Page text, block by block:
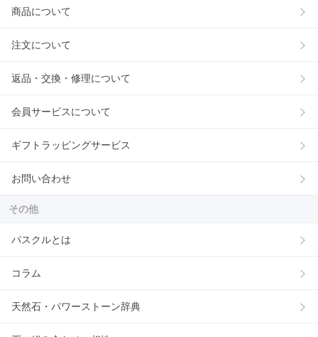
商品について
注文について
返品・交換・修理について
会員サービスについて
ギフトラッピングサービス
お問い合わせ
その他
パスクルとは
コラム
天然石・パワーストーン辞典